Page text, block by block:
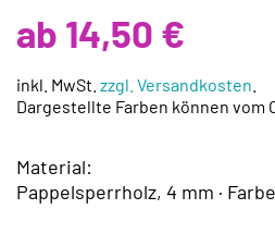
ab 14,50 €
inkl. MwSt. zzgl. Versandkosten
Dargestellte Farben können vom
Material:
Pappelsperrholz, 4 mm ·